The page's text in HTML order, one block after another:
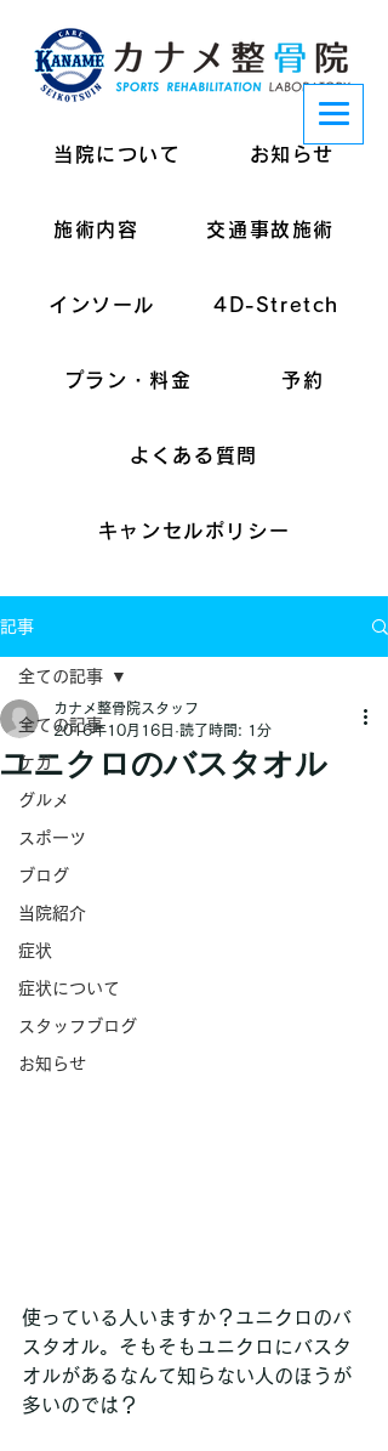
当院について お知らせ
施術内容 交通事故施術
インソール 4D-Stretch
プラン・料金 予約
よくある質問
キャンセルポリシー
記事
全ての記事
ケガ
グルメ
スポーツ
ブログ
当院紹介
症状
症状について
スタッフブログ
お知らせ
全ての記事
ユニクロのバスタオル
カナメ整骨院スタッフ
2016年10月16日 読了時間: 1分
使っている人いますか？ユニクロのバ
スタオル。そもそもユニクロにバスタ
オルがあるなんて知らない人のほうが
多いのでは？